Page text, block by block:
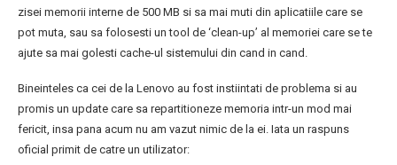
zisei memorii interne de 500 MB si sa mai muti din aplicatiile care se
pot muta, sau sa folosesti un tool de ‘clean-up’ al memoriei care se te
ajute sa mai golesti cache-ul sistemului din cand in cand.
Bineinteles ca cei de la Lenovo au fost instiintati de problema si au
promis un update care sa repartitioneze memoria intr-un mod mai
fericit, insa pana acum nu am vazut nimic de la ei. Iata un raspuns
oficial primit de catre un utilizator: